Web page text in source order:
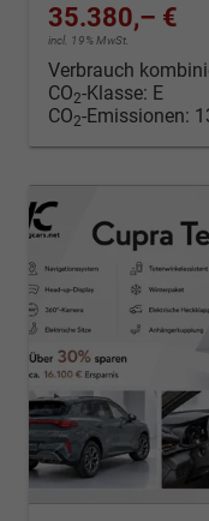
35.380,– €
incl. 19% MwSt.
Verbrauch
CO2-Klasse: E
CO2-Emissionen: